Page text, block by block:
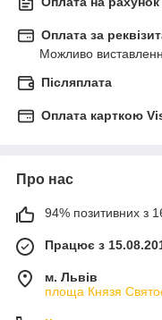
Оплата за
Можливо
Післяплата
Оплата карткою
Про нас
94% позитивних з 16
Працює з
м. Львів
площа Князя